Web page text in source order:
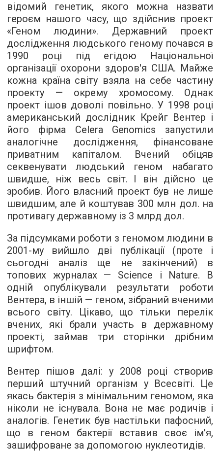
відомий генетик, якого можна назвати
героєм нашого часу, що здійснив проект
«Геном людини». Державний проект
дослідження людського геному почався в
1990 році під егідою Національної
організації охорони здоров'я США. Майже
кожна країна світу взяла на себе частину
проекту — окрему хромосому. Однак
проект ішов доволі повільно. У 1998 році
американський дослідник Крейг Вентер і
його фірма Celera Genomics запустили
аналогічне дослідження, фінансоване
приватним капіталом. Вчений обіцяв
секвенувати людський геном набагато
швидше, ніж весь світ. І він дійсно це
зробив. Його власний проект був не лише
швидшим, але й коштував 300 млн дол. на
противагу державному із 3 млрд дол.
За підсумками роботи з геномом людини в
2001-му вийшло дві публікації (проте і
сьогодні аналіз ще не закінчений) в
топових журналах — Science і Nature. В
одній опублікували результати роботи
Вентера, в іншій — геном, зібраний вченими
всього світу. Цікаво, що тільки перелік
вчених, які брали участь в державному
проекті, займав три сторінки дрібним
шрифтом.
Вентер пішов далі: у 2008 році створив
перший штучний організм у Всесвіті. Це
якась бактерія з мінімальним геномом, яка
ніколи не існувала. Вона не має родичів і
аналогів. Генетик був настільки пафосний,
що в геном бактерії вставив своє ім'я,
зашифроване за допомогою нуклеотидів.